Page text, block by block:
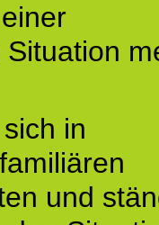
in
und